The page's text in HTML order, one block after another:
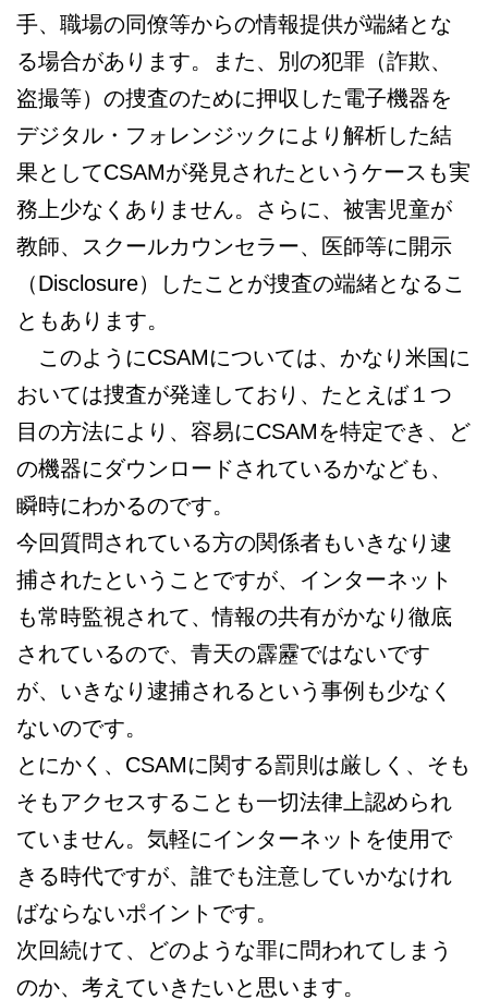
手、職場の同僚等からの情報提供が端緒とな
る場合があります。また、別の犯罪（詐欺、
盗撮等）の捜査のために押収した電子機器を
デジタル・フォレンジックにより解析した結
果としてCSAMが発見されたというケースも実
務上少なくありません。さらに、被害児童が
教師、スクールカウンセラー、医師等に開示
（Disclosure）したことが捜査の端緒となるこ
ともあります。
このようにCSAMについては、かなり米国に
おいては捜査が発達しており、たとえば１つ
目の方法により、容易にCSAMを特定でき、ど
の機器にダウンロードされているかなども、
瞬時にわかるのです。
今回質問されている方の関係者もいきなり逮
捕されたということですが、インターネット
も常時監視されて、情報の共有がかなり徹底
されているので、青天の霹靂ではないです
が、いきなり逮捕されるという事例も少なく
ないのです。
とにかく、CSAMに関する罰則は厳しく、そも
そもアクセスすることも一切法律上認められ
ていません。気軽にインターネットを使用で
きる時代ですが、誰でも注意していかなけれ
ばならないポイントです。
次回続けて、どのような罪に問われてしまう
のか、考えていきたいと思います。